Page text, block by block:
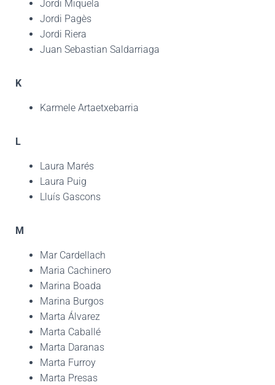
Jordi Miquela
Jordi Pagès
Jordi Riera
Juan Sebastian Saldarriaga
K
Karmele Artaetxebarria
L
Laura Marés
Laura Puig
Lluís Gascons
M
Mar Cardellach
Maria Cachinero
Marina Boada
Marina Burgos
Marta Álvarez
Marta Caballé
Marta Daranas
Marta Furroy
Marta Presas